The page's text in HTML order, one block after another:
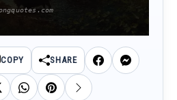
COPY SHARE